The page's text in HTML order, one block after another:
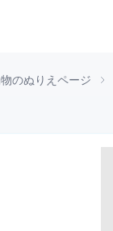
のぬりえページ